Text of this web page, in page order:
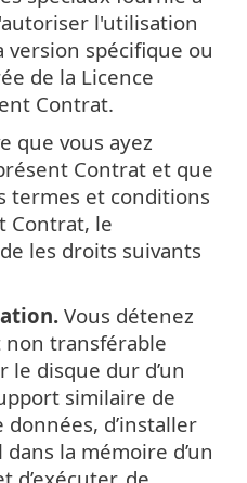
l'utilisation
version spécifique ou
de la Licence
Contrat.
que vous ayez
Contrat et que
termes et conditions
Contrat, le
les droits suivants
Vous détenez
transférable
le disque dur d’un
similaire de
d’installer
la mémoire d’un